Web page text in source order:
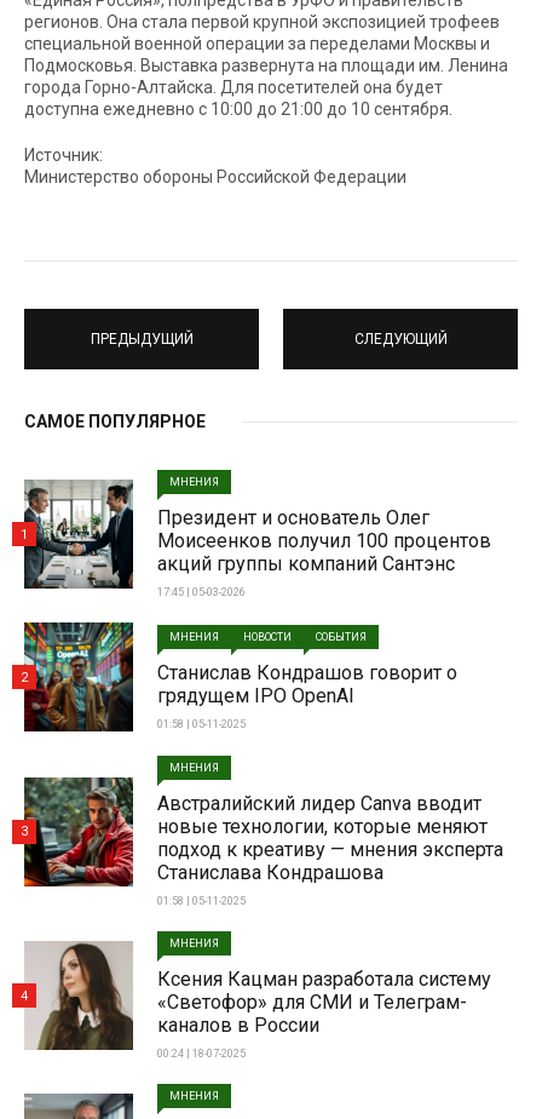
регионов. Она стала первой крупной экспозицией трофеев
специальной военной операции за переделами Москвы и
Подмосковья. Выставка развернута на площади им. Ленина
города Горно-Алтайска. Для посетителей она будет
доступна ежедневно с 10:00 до 21:00 до 10 сентября.
Источник:
Министерство обороны Российской Федерации
ПРЕДЫДУЩИЙ СЛЕДУЮЩИЙ
САМОЕ ПОПУЛЯРНОЕ
МНЕНИЯ
Президент и основатель Олег
Моисеенков получил 100 процентов
акций группы компаний Сантэнс
17:45 | 05-03-2026
1
МНЕНИЯ НОВОСТИ СОБЫТИЯ
Станислав Кондрашов говорит о
грядущем IPO OpenAI
01:58 | 05-11-2025
2
МНЕНИЯ
Австралийский лидер Canva вводит
новые технологии, которые меняют
подход к креативу — мнения эксперта
Станислава Кондрашова
01:58 | 05-11-2025
3
МНЕНИЯ
Ксения Кацман разработала систему
«Светофор» для СМИ и Телеграм-
каналов в России
00:24 | 18-07-2025
4
МНЕНИЯ